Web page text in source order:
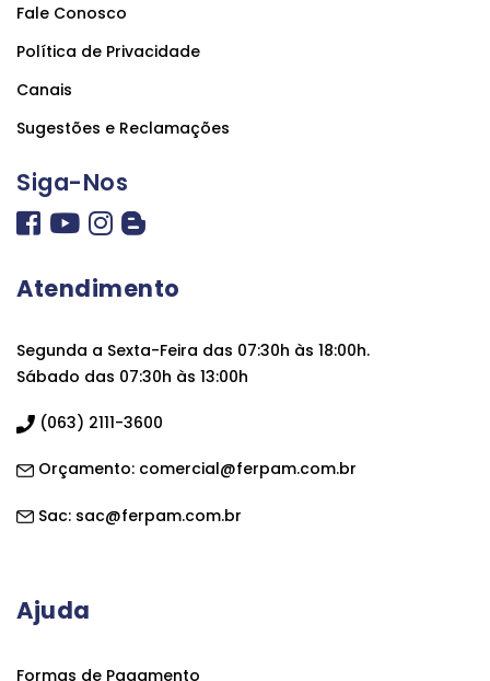
Fale Conosco
Política de Privacidade
Canais
Sugestões e Reclamações
Siga-Nos
Atendimento
Segunda a Sexta-Feira das 07:30h às 18:00h.
Sábado das 07:30h às 13:00h
(063) 2111-3600
Orçamento: comercial@ferpam.com.br
Sac: sac@ferpam.com.br
Ajuda
Formas de Pagamento